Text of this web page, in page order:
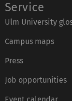
Service
Ulm University
Campus maps
Press
Job opportunities